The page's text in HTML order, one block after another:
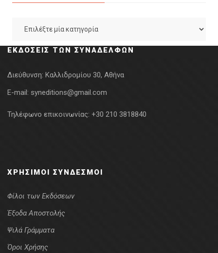
ΕΚΔΌΣΕΙΣ ΤΩΝ ΣΥΝΑΔΈΛΦΩΝ
Διεύθυνση: Καλλιδρομίου 30, Αθήνα
E-mail: syneditions@gmail.com
Τηλέφωνο επικοινωνίας: +30 210 3818840
ΧΡΉΣΙΜΟΙ ΣΎΝΔΕΣΜΟΙ
Φίλοι των Εκδόσεων
Έξοδα Αποστολής
Ψιλά Γράμματα
Όροι Χρήσης